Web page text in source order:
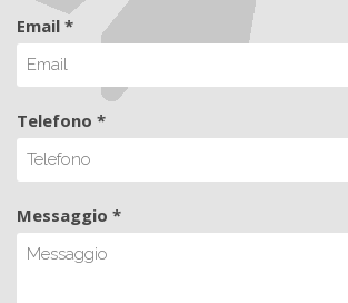
Email *
Telefono *
Messaggio *